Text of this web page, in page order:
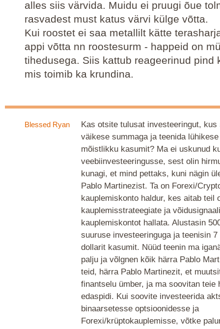
alles siis värvida. Muidu ei pruugi õue
rasvadest must katus värvi külge võtta.
Kui roostet ei saa metallilt kätte
appi võtta nn roostesurm - happeid on
tihedusega. Siis kattub reageerinud pind
mis toimib ka krundina.
Blessed Ryan
Kas otsite tulusat investeeringut, kus
väikese summaga ja teenida
mõistlikku kasumit? Ma ei uskunud
veebiinvesteeringusse, sest olin
kunagi, et mind pettaks, kuni nägin
Pablo Martinezist. Ta on Forexi/
kauplemiskonto haldur, kes aitab teil
kauplemisstrateegiate ja
kauplemiskontot hallata. Alustasin
suuruse investeeringuga ja teenisin 7
dollarit kasumit. Nüüd teenin ma
palju ja võlgnen kõik härra Pablo
teid, härra Pablo Martinezit, et
finantselu ümber, ja ma soovitan teie
edaspidi. Kui soovite investeerida
binaarsetesse optsioonidesse ja
Forexi/krüptokauplemisse, võtke